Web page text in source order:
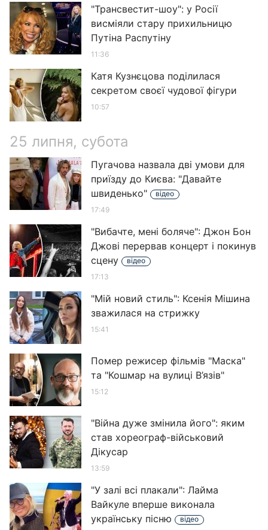
"Трансвестит-шоу": у Росії
висміяли стару прихильницю
Путіна Распутіну
11:36
Катя Кузнєцова поділилася
секретом своєї чудової фігури
10:57
25 липня, субота
Пугачова назвала дві умови для
приїзду до Києва: "Давайте
швиденько"
відео
17:49
"Вибачте, мені боляче": Джон Бон
Джові перервав концерт і покинув
сцену
відео
17:13
"Мій новий стиль": Ксенія Мішина
зважилася на стрижку
15:41
Помер режисер фільмів "Маска"
та "Кошмар на вулиці В’язів"
15:12
"Війна дуже змінила його": яким
став хореограф-військовий
Дікусар
13:59
"У залі всі плакали": Лайма
Вайкуле вперше виконала
українську пісню
відео